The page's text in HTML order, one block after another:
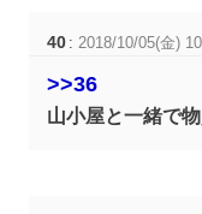
40 : 2018/10/05(金)
>>36
山小屋と一緒で